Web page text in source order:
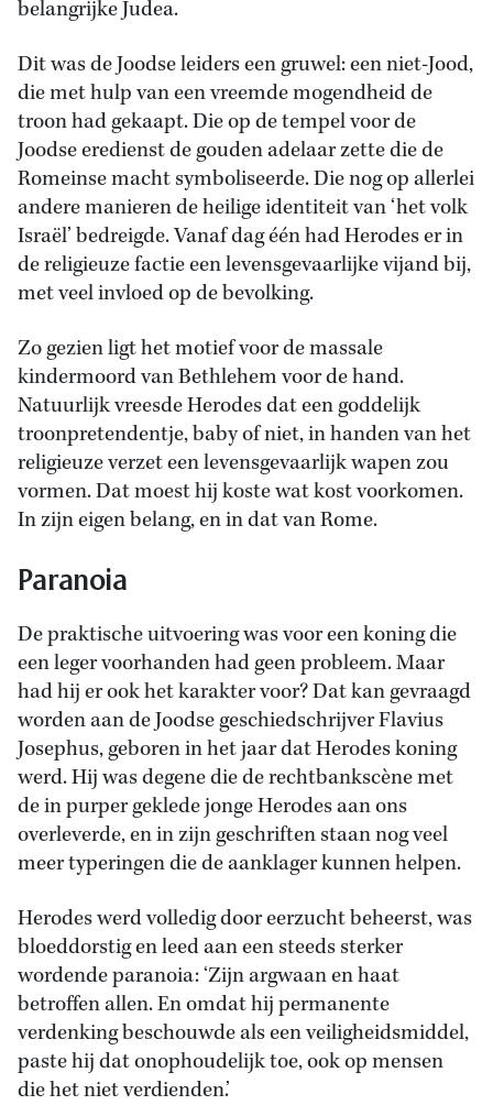
belangrijke Judea.
Dit was de Joodse leiders een gruwel: een niet-Jood,
die met hulp van een vreemde mogendheid de
troon had gekaapt. Die op de tempel voor de
Joodse eredienst de gouden adelaar zette die de
Romeinse macht symboliseerde. Die nog op allerlei
andere manieren de heilige identiteit van ‘het volk
Israël’ bedreigde. Vanaf dag één had Herodes er in
de religieuze factie een levensgevaarlijke vijand bij,
met veel invloed op de bevolking.
Zo gezien ligt het motief voor de massale
kindermoord van Bethlehem voor de hand.
Natuurlijk vreesde Herodes dat een goddelijk
troonpretendentje, baby of niet, in handen van het
religieuze verzet een levensgevaarlijk wapen zou
vormen. Dat moest hij koste wat kost voorkomen.
In zijn eigen belang, en in dat van Rome.
Paranoia
De praktische uitvoering was voor een koning die
een leger voorhanden had geen probleem. Maar
had hij er ook het karakter voor? Dat kan gevraagd
worden aan de Joodse geschiedschrijver Flavius
Josephus, geboren in het jaar dat Herodes koning
werd. Hij was degene die de rechtbankscène met
de in purper geklede jonge Herodes aan ons
overleverde, en in zijn geschriften staan nog veel
meer typeringen die de aanklager kunnen helpen.
Herodes werd volledig door eerzucht beheerst, was
bloeddorstig en leed aan een steeds sterker
wordende paranoia: ‘Zijn argwaan en haat
betroffen allen. En omdat hij permanente
verdenking beschouwde als een veiligheidsmiddel,
paste hij dat onophoudelijk toe, ook op mensen
die het niet verdienden.’